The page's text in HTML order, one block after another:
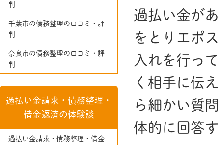
過払い金が
をとりエポ
入れを行っ
く相手に伝
ら細かい質
体的に回答
判
千葉市の債務整理の口コミ・評
判
奈良市の債務整理の口コミ・評
判
過払い金請求・債務整理・
借金返済の体験談
過払い金請求・債務整理・借金